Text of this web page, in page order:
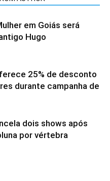
em Goiás será
Hugo
25% de desconto
durante campanha de
dois shows após
por vértebra